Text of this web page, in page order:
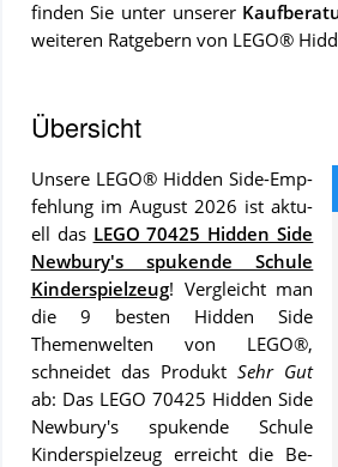
finden Sie unter unserer
weiteren Ratgebern von LEGO®
Übersicht
Un­se­re LEGO® Hidden Side-Emp­
feh­lung im August 2026 ist ak­tu­
ell das LEGO 70425 Hidden Side
Newbury's spukende Schule
Kinderspielzeug! Ver­gleicht man
die 9 bes­ten Hidden Side
Themenwelten von LEGO®,
schnei­det das Pro­duktSehr Gut
ab: Das LEGO 70425 Hidden Side
Newbury's spukende Schule
Kinderspielzeug er­reicht die Be­